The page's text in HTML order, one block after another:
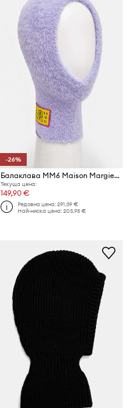
-26%
Балаклава MM6 Maison Margiela
Текуща цена:
149,90 €
Редовна цена:291,39 €
Най-ниска цена:203,95 €